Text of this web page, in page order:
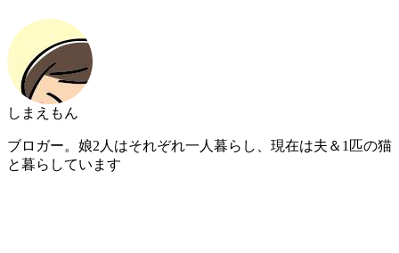
しまえもん
ブロガー。娘2人はそれぞれ一人暮らし、現在は夫＆1匹の猫
と暮らしています